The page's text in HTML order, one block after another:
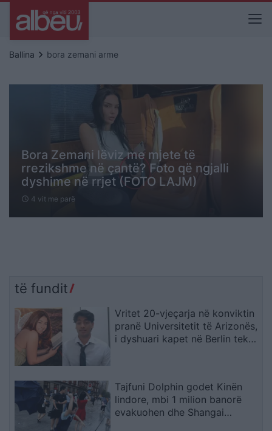
Ballina keyboard_arrow_right bora zemani arme
Bora Zemani lëviz me mjete të
rrezikshme në çantë? Foto që ngjalli
dyshime në rrjet (FOTO LAJM)
schedule 4 vit me parë
të fundit
Vritet 20-vjeçarja në konviktin
pranë Universitetit të Arizonës,
i dyshuari kapet në Berlin teksa
Tajfuni Dolphin godet Kinën
lindore, mbi 1 milion banorë
evakuohen dhe Shangai